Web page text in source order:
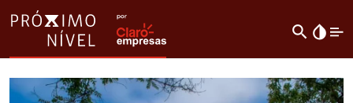
search invert_colors